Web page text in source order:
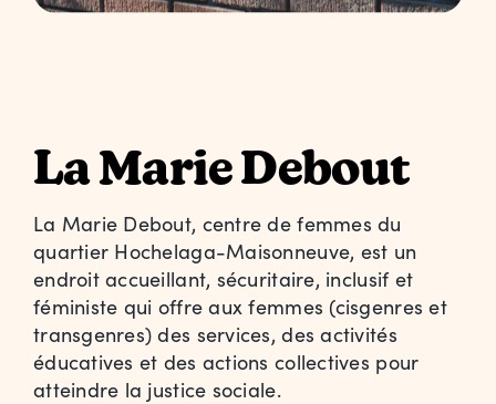
Ressources
La Marie Debout
La Marie Debout, centre de femmes du
quartier Hochelaga-Maisonneuve, est un
endroit accueillant, sécuritaire, inclusif et
féministe qui offre aux femmes (cisgenres et
transgenres) des services, des activités
éducatives et des actions collectives pour
atteindre la justice sociale.